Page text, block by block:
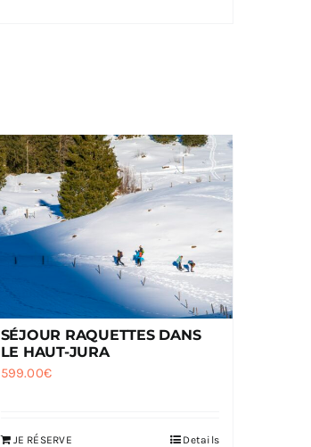
SÉJOUR RAQUETTES DANS
LE HAUT-JURA
599.00€
JE RÉSERVE Details